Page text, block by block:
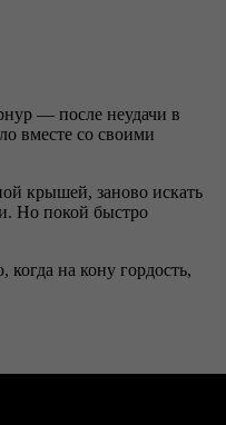
— после неудачи в
вместе со своими
крышей, заново искать
Но покой быстро
на кону гордость,